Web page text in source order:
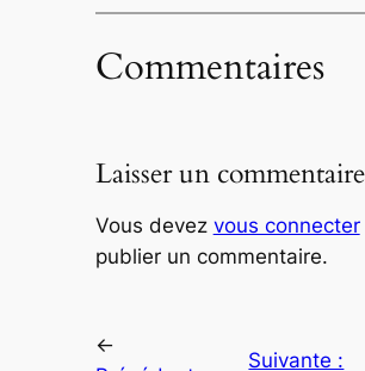
Commentaires
Laisser un commentaire
Vous devez vous connecter
publier un commentaire.
←
Suivante :